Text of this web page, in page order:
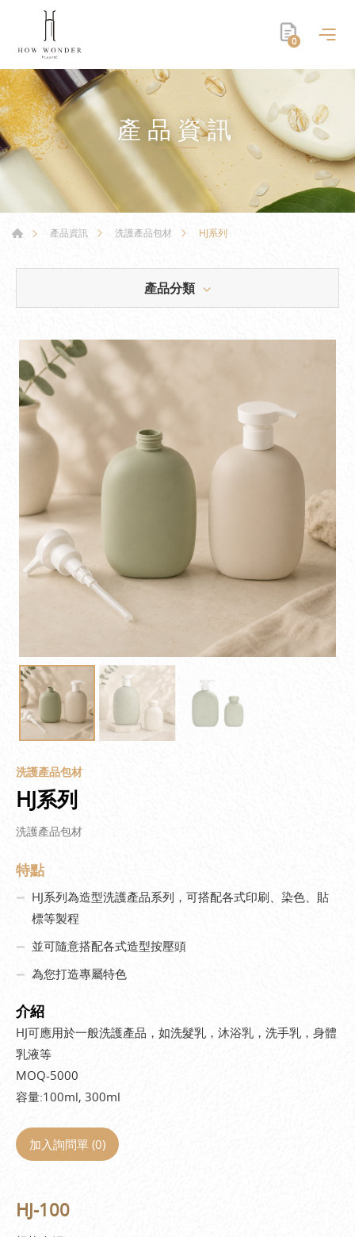
0
產品資訊
產品資訊 洗護產品包材 HJ系列
產品分類
洗護產品包材
HJ系列
洗護產品包材
特點
HJ系列為造型洗護產品系列，可搭配各式印刷、染色、貼
標等製程
並可隨意搭配各式造型按壓頭
為您打造專屬特色
介紹
HJ可應用於一般洗護產品，如洗髮乳，沐浴乳，洗手乳，身體
乳液等
MOQ-5000
容量:100ml, 300ml
加入詢問單 (0)
HJ-100